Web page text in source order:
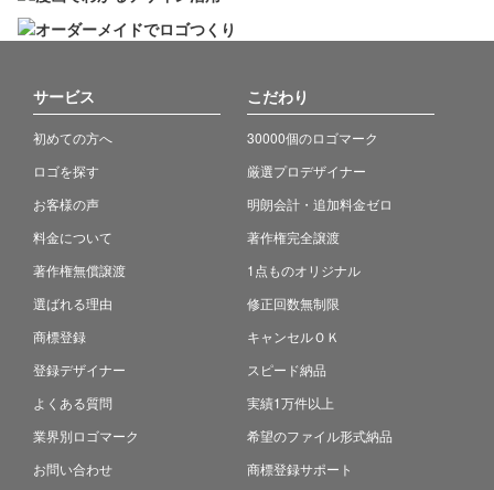
サービス
初めての方へ
ロゴを探す
お客様の声
料金について
著作権無償譲渡
選ばれる理由
商標登録
登録デザイナー
よくある質問
業界別ロゴマーク
お問い合わせ
こだわり
30000個のロゴマーク
厳選プロデザイナー
明朗会計・追加料金ゼロ
著作権完全譲渡
1点ものオリジナル
修正回数無制限
キャンセルＯＫ
スピード納品
実績1万件以上
希望のファイル形式納品
商標登録サポート